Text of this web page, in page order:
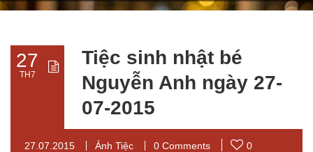
27
TH7
Tiệc sinh nhật bé
Nguyễn Anh ngày 27-
07-2015
27.07.2015 Ảnh Tiệc 0 Comments
0